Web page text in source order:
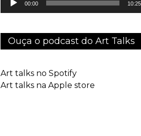
00:00 10:25
Ouça o podcast do Art Talks
Art talks no Spotify
Art talks na Apple store